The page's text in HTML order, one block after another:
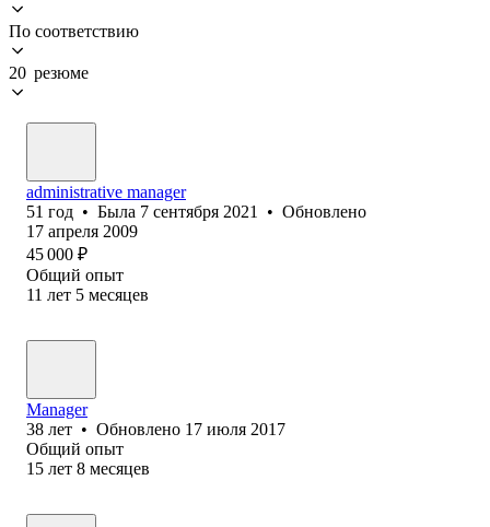
По соответствию
20 резюме
administrative manager
51 год • Была 7 сентября 2021 • Обновлено
17 апреля 2009
45 000 ₽
Общий опыт
11 лет 5 месяцев
Manager
38 лет • Обновлено 17 июля 2017
Общий опыт
15 лет 8 месяцев